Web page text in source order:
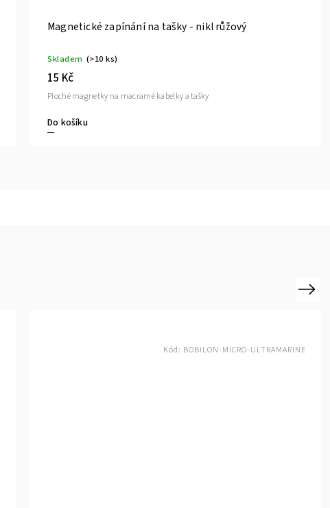
Magnetické zapínání na tašky - nikl stříbrný
Skladem (>10 ks)
15 Kč
Do košíku
Ploché magnetky na macramé kabelky a tašky
Kód:BOBILON-MICRO-DEEP OCEAN
Next